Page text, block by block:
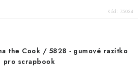
Kód: 75034
the Cook / 5828 - gumové razítko
pro scrapbook